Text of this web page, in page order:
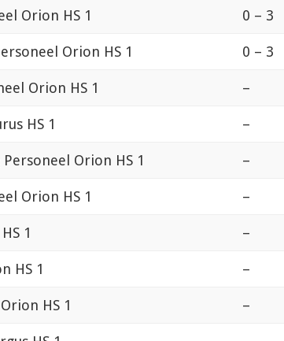
Orion HS 1 0 – 3
Orion HS 1 0 – 3
Orion HS 1 –
HS 1 –
Orion HS 1 –
Orion HS 1 –
1 –
HS 1 –
HS 1 –